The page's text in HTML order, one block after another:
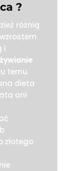
?
różnią
i
temu
dieta
ani
złotego